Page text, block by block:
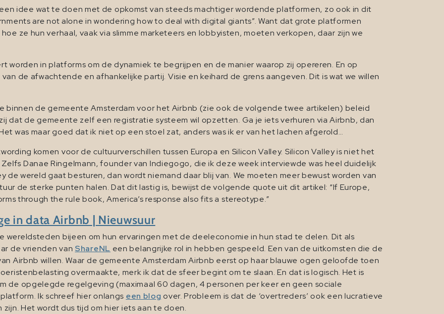
idee wat te doen met de opkomst van steeds machtiger wordende platformen, zo ook in dit
are not alone in wondering how to deal with digital giants”. Want dat grote platformen
ze hun verhaal, vaak via slimme marketeers en lobbyisten, moeten verkopen, daar zijn we
worden in platforms om de dynamiek te begrijpen en de manier waarop zij opereren. En op
de afwachtende en afhankelijke partij. Visie en keihard de grens aangeven. Dit is wat we willen
binnen de gemeente Amsterdam voor het Airbnb (zie ook de volgende twee artikelen) beleid
dat de gemeente zelf een registratie systeem wil opzetten. Ga je iets verhuren via Airbnb, dan
was maar goed dat ik niet op een stoel zat, anders was ik er van het lachen afgerold…
komen voor de cultuurverschillen tussen Europa en Silicon Valley. Silicon Valley is niet het
Danae Ringelmann, founder van Indiegogo, die ik deze week interviewde was heel duidelijk
de wereld gaat besturen, dan wordt niemand daar blij van. We moeten meer bewust worden van
de sterke punten halen. Dat dit lastig is, bewijst de volgende quote uit dit artikel: “If Europe,
through the rule book, America’s response also fits a stereotype.”
in data Airbnb | Nieuwsuur
wereldsteden bijeen om hun ervaringen met de deeleconomie in hun stad te delen. Dit als
de vrienden van ShareNL een belangrijke rol in hebben gespeeld. Een van de uitkomsten die de
Airbnb willen. Waar de gemeente Amsterdam Airbnb eerst op haar blauwe ogen geloofde toen
overmaakte, merk ik dat de sfeer begint om te slaan. En dat is logisch. Het is
de opgelegde regelgeving (maximaal 60 dagen, 4 personen per keer en geen sociale
Ik schreef hier onlangs een blog over. Probleem is dat de ‘overtreders’ ook een lucratieve
Het wordt dus tijd om hier iets aan te doen.